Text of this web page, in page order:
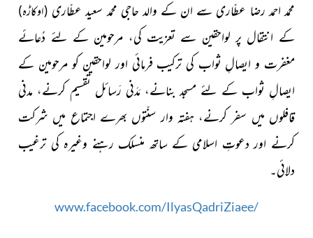
محمد احمد رضا عطّاری سے ان کے والد حاجی محمد سعید عطّاری (اوکاڑہ)
کے انتقال پر لواحقین سے تعزیت کی، مرحومین کے لئے دُعائے
مغفرت و ایصالِ ثواب کی ترکیب فرمائی اور لواحقین کو مرحومین کے
ایصالِ ثواب کے لئے مسجد بنانے، مَدَنی رَسائل تقسیم کرنے، مدنی
قافلوں میں سفر کرنے، ہفتہ وار سنّتوں بھرے اجتماع میں شرکت
کرنے اور دعوتِ اسلامی کے ساتھ منسلک رہنے وغیرہ کی ترغیب
دلائی۔
www.facebook.com/IlyasQadriZiaee/